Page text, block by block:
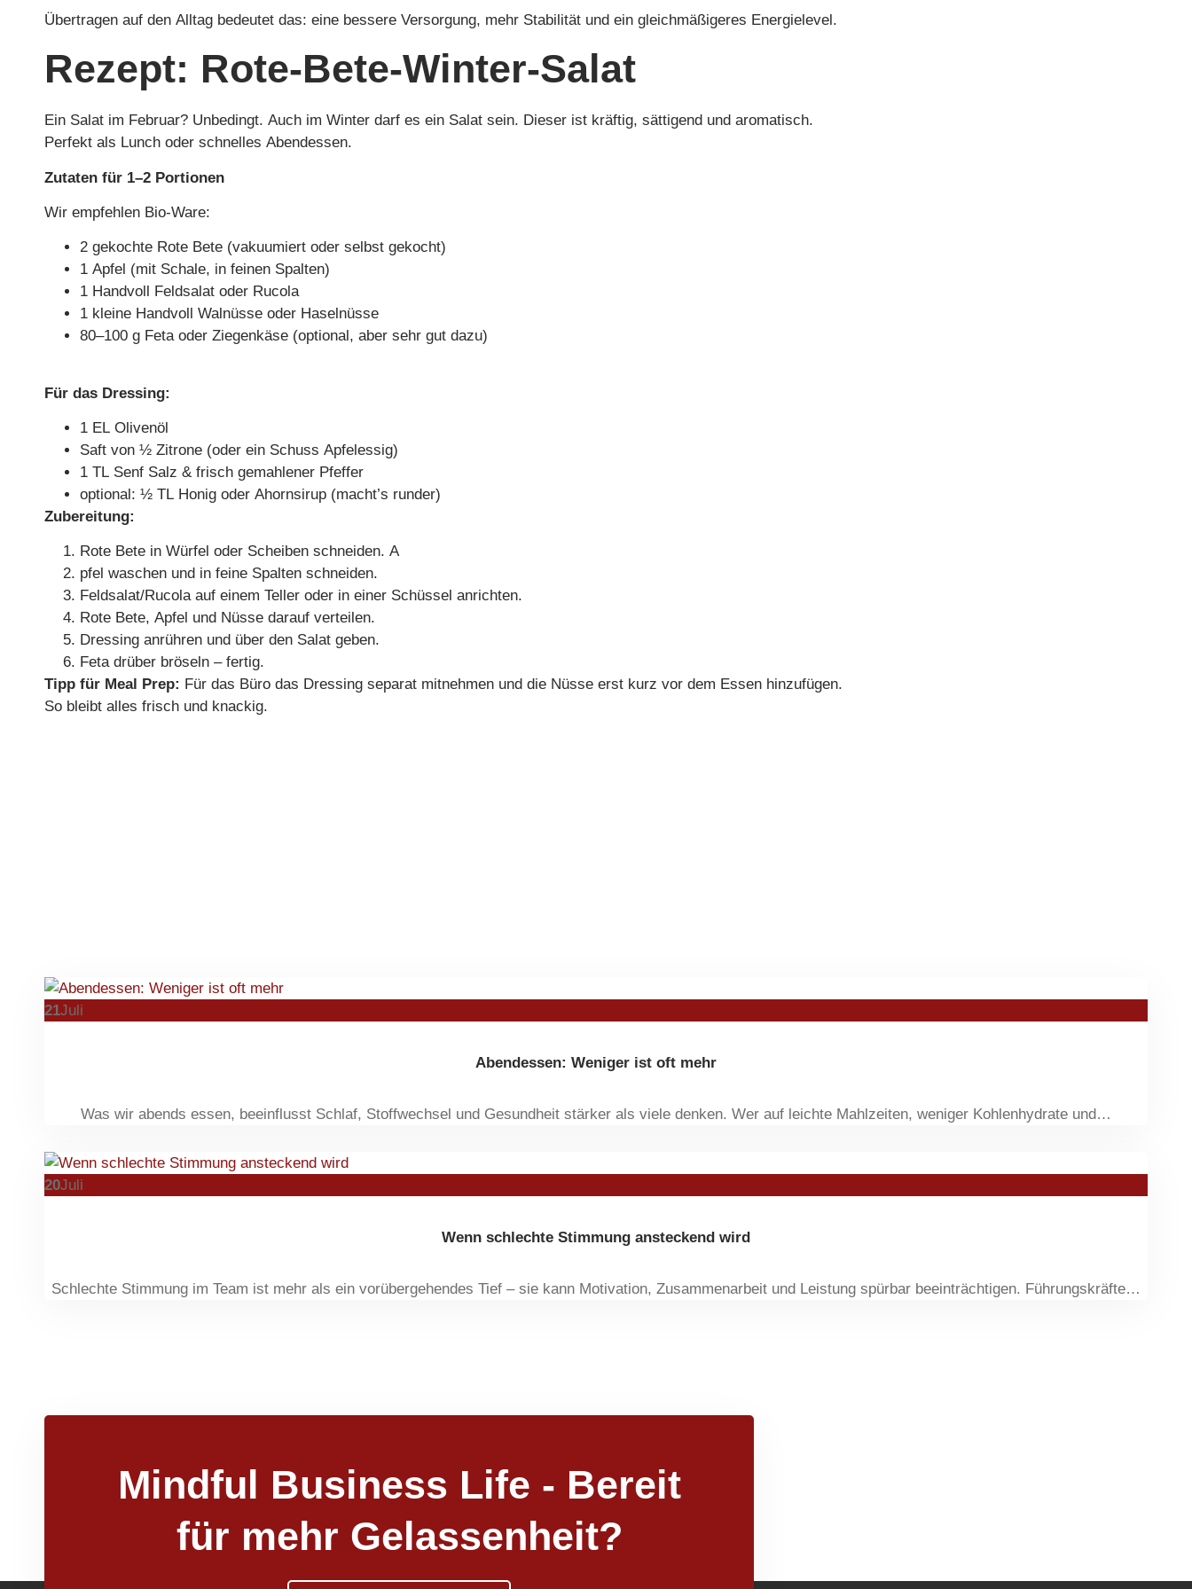
Übertragen auf den Alltag bedeutet das: eine bessere Versorgung, mehr Stabilität und ein gleichmäßigeres Energielevel.
Rezept: Rote-Bete-Winter-Salat
Ein Salat im Februar? Unbedingt. Auch im Winter darf es ein Salat sein. Dieser ist kräftig, sättigend und aromatisch.
Perfekt als Lunch oder schnelles Abendessen.
Zutaten für 1–2 Portionen
Wir empfehlen Bio-Ware:
2 gekochte Rote Bete (vakuumiert oder selbst gekocht)
1 Apfel (mit Schale, in feinen Spalten)
1 Handvoll Feldsalat oder Rucola
1 kleine Handvoll Walnüsse oder Haselnüsse
80–100 g Feta oder Ziegenkäse (optional, aber sehr gut dazu)
Für das Dressing:
1 EL Olivenöl
Saft von ½ Zitrone (oder ein Schuss Apfelessig)
1 TL Senf Salz & frisch gemahlener Pfeffer
optional: ½ TL Honig oder Ahornsirup (macht’s runder)
Zubereitung:
Rote Bete in Würfel oder Scheiben schneiden. A
pfel waschen und in feine Spalten schneiden.
Feldsalat/Rucola auf einem Teller oder in einer Schüssel anrichten.
Rote Bete, Apfel und Nüsse darauf verteilen.
Dressing anrühren und über den Salat geben.
Feta drüber bröseln – fertig.
Tipp für Meal Prep: Für das Büro das Dressing separat mitnehmen und die Nüsse erst kurz vor dem Essen hinzufügen.
So bleibt alles frisch und knackig.
21Juli
Abendessen: Weniger ist oft mehr
Was wir abends essen, beeinflusst Schlaf, Stoffwechsel und Gesundheit stärker als viele denken. Wer auf leichte Mahlzeiten, weniger Kohlenhydrate und…
20Juli
Wenn schlechte Stimmung ansteckend wird
Schlechte Stimmung im Team ist mehr als ein vorübergehendes Tief – sie kann Motivation, Zusammenarbeit und Leistung spürbar beeinträchtigen. Führungskräfte…
Mindful Business Life - Bereit
für mehr Gelassenheit?